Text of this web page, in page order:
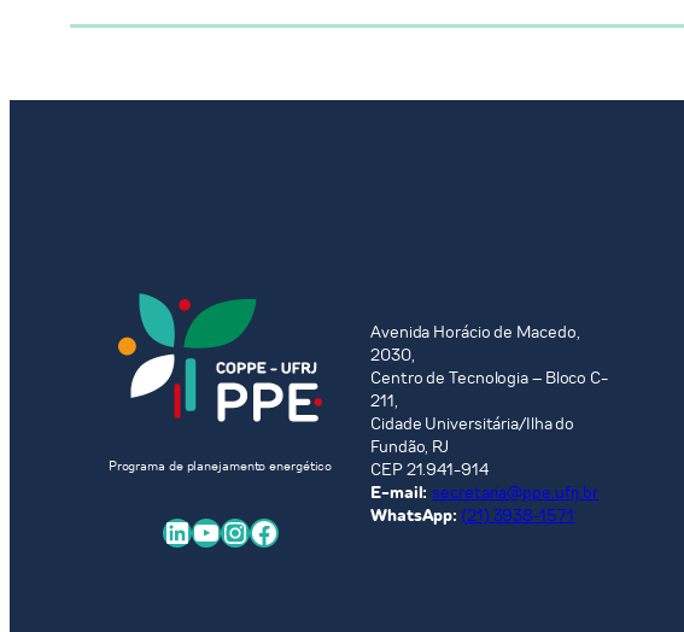
Programa de planejamento energético
LinkedIn Youtube InstagramFacebook
Avenida Horácio de Macedo,
2030,
Centro de Tecnologia – Bloco C-
211,
Cidade Universitária/Ilha do
Fundão, RJ
CEP 21.941-914
E-mail:secretaria@ppe.ufrj.br
WhatsApp: (21) 3938-1571